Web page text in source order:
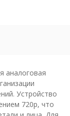
аналоговая
Устройство
720p, что